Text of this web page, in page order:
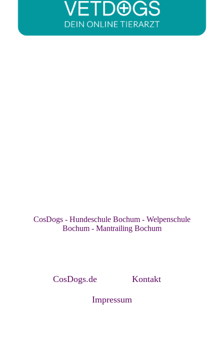
CosDogs - Hundeschule Bochum - Welpenschule
Bochum - Mantrailing Bochum
CosDogs.de Kontakt
Impressum